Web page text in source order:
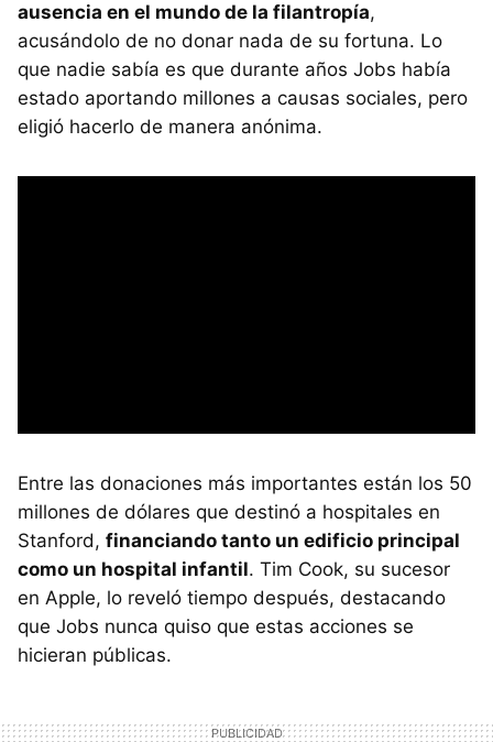
ausencia en el mundo de la filantropía,
acusándolo de no donar nada de su fortuna. Lo
que nadie sabía es que durante años Jobs había
estado aportando millones a causas sociales, pero
eligió hacerlo de manera anónima.
Entre las donaciones más importantes están los 50
millones de dólares que destinó a hospitales en
Stanford, financiando tanto un edificio principal
como un hospital infantil. Tim Cook, su sucesor
en Apple, lo reveló tiempo después, destacando
que Jobs nunca quiso que estas acciones se
hicieran públicas.